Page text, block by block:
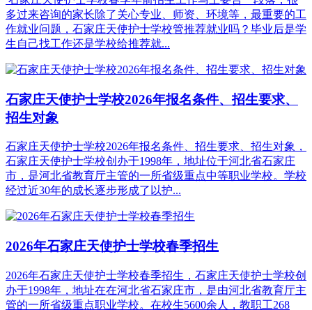
多过来咨询的家长除了关心专业、师资、环境等，最重要的工
作就业问题，石家庄天使护士学校管推荐就业吗？毕业后是学
生自己找工作还是学校给推荐就...
石家庄天使护士学校2026年报名条件、招生要求、
招生对象
石家庄天使护士学校2026年报名条件、招生要求、招生对象，
石家庄天使护士学校创办于1998年，地址位于河北省石家庄
市，是河北省教育厅主管的一所省级重点中等职业学校。学校
经过近30年的成长逐步形成了以护...
2026年石家庄天使护士学校春季招生
2026年石家庄天使护士学校春季招生，石家庄天使护士学校创
办于1998年，地址在在河北省石家庄市，是由河北省教育厅主
管的一所省级重点职业学校。在校生5600余人，教职工268